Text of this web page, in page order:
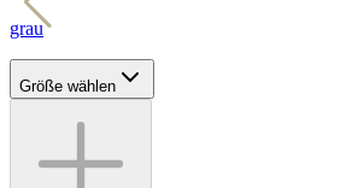
grau
Größe wählen